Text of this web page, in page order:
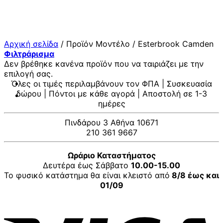
Αρχική σελίδα / Προϊόν Μοντέλο / Esterbrook Camden
Φιλτράρισμα
Δεν βρέθηκε κανένα προϊόν που να ταιριάζει με την
επιλογή σας.
Όλες οι τιμές περιλαμβάνουν τον ΦΠΑ | Συσκευασία
δώρου | Πόντοι με κάθε αγορά | Αποστολή σε 1-3
ημέρες
Πινδάρου 3 Αθήνα 10671
210 361 9667
Ωράριο Καταστήματος
Δευτέρα έως Σάββατο 10.00-15.00
Το φυσικό κατάστημα θα είναι κλειστό από 8/8 έως και
01/09